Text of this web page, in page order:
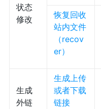
状态
修改
恢复回收
站内文件
（recov
er）
生成
外链
生成上传
或者下载
链接